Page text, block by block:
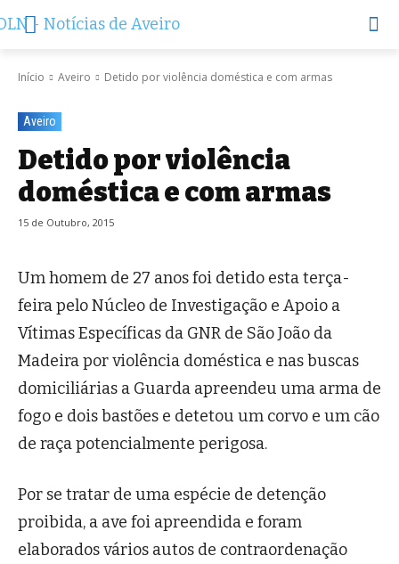
Início Aveiro Detido por violência doméstica e com armas
Aveiro
Detido por violência
doméstica e com armas
15 de Outubro, 2015
Um homem de 27 anos foi detido esta terça-
feira pelo Núcleo de Investigação e Apoio a
Vítimas Específicas da GNR de São João da
Madeira por violência doméstica e nas buscas
domiciliárias a Guarda apreendeu uma arma de
fogo e dois bastões e detetou um corvo e um cão
de raça potencialmente perigosa.
Por se tratar de uma espécie de detenção
proibida, a ave foi apreendida e foram
elaborados vários autos de contraordenação